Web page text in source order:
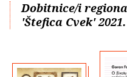
Dobitnice/i
'Štefica Cvek' 2021.